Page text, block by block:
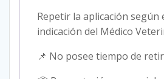
Repetir la aplicación según
indicación del Médico
📌 No posee tiempo de